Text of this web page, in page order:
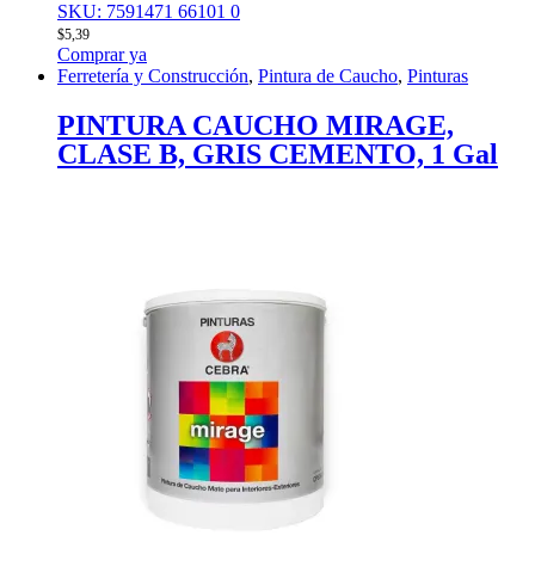
SKU: 7591471 66101 0
$5,39
Comprar ya
Ferretería y Construcción, Pintura de Caucho, Pinturas
PINTURA CAUCHO MIRAGE,
CLASE B, GRIS CEMENTO, 1 Gal